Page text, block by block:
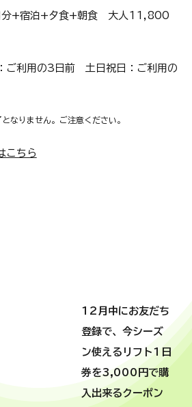
分+宿泊+夕食+朝食 大人11,800
ご利用の3日前 土日祝日：ご利用の
なりません。ご注意ください。
こちら
12月中にお友だち
登録で、今シーズ
ン使えるリフト1日
券を3,000円で購
入出来る​クーポン